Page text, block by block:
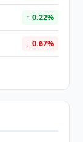
↑ 0.22%
↓ 0.67%